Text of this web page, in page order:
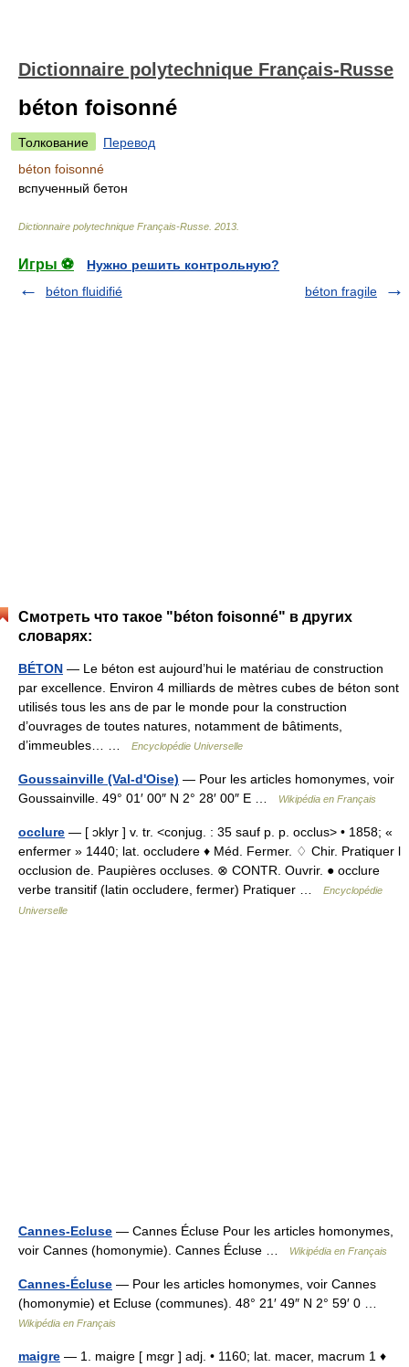
Dictionnaire polytechnique Français-Russe
béton foisonné
Толкование
Перевод
béton foisonné
вспученный бетон
Dictionnaire polytechnique Français-Russe 2013
Игры ⚽
Нужно решить контрольную?
béton fluidifié
béton fragile
Смотреть что такое "béton foisonné" в других
словарях:
BÉTON — Le béton est aujourd’hui le matériau de construction
par excellence. Environ 4 milliards de mètres cubes de béton sont
utilisés tous les ans de par le monde pour la construction
d’ouvrages de toutes natures, notamment de bâtiments,
d’immeubles… …
Encyclopédie Universelle
Goussainville (Val-d'Oise) — Pour les articles homonymes, voir
Goussainville. 49° 01′ 00″ N 2° 28′ 00″ E …
Wikipédia en Français
occlure — [ ɔklyr ] v. tr. <conjug. : 35 sauf p. p. occlus> • 1858; «
enfermer » 1440; lat. occludere ♦ Méd. Fermer. ♢ Chir. Pratiquer l
occlusion de. Paupières occluses. ⊗ CONTR. Ouvrir. ● occlure
verbe transitif (latin occludere, fermer) Pratiquer …
Encyclopédie
Universelle
Cannes-Ecluse — Cannes Écluse Pour les articles homonymes,
voir Cannes (homonymie). Cannes Écluse …
Wikipédia en Français
Cannes-Écluse — Pour les articles homonymes, voir Cannes
(homonymie) et Ecluse (communes). 48° 21′ 49″ N 2° 59′ 0 …
Wikipédia en Français
maigre — 1. maigre [ mɛgr ] adj. • 1160; lat. macer, macrum 1 ♦